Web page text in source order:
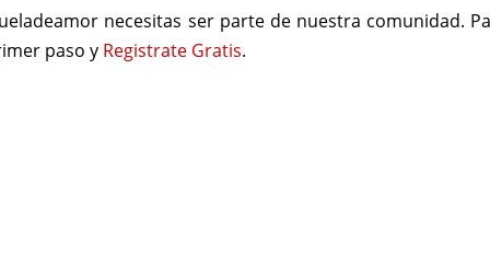
necesitas ser parte de nuestra comunidad.
paso y Registrate Gratis.